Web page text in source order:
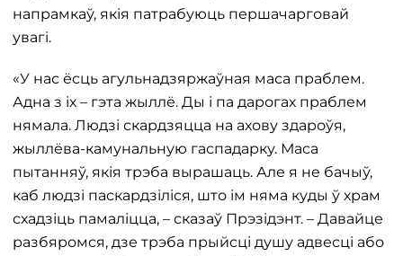
напрамкаў, якія патрабуюць першачарговай
увагі.
«У нас ёсць агульнадзяржаўная маса праблем.
Адна з іх – гэта жыллё. Ды і па дарогах праблем
нямала. Людзі скардзяцца на ахову здароўя,
жыллёва-камунальную гаспадарку. Маса
пытанняў, якія трэба вырашаць. Але я не бачыў,
каб людзі паскардзіліся, што ім няма куды ў храм
схадзіць памаліцца, – сказаў Прэзідэнт. – Давайце
разбяромся, дзе трэба прыйсці душу адвесці або